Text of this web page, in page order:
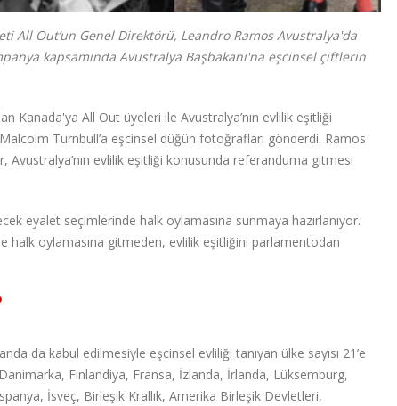
All Out’un Genel Direktörü, Leandro Ramos Avustralya'da
kapsamında Avustralya Başbakanı'na eşcinsel çiftlerin
Kanada'ya All Out üyeleri ile Avustralya’nın evlilik eşitliği
Turnbull’a eşcinsel düğün fotoğrafları gönderdi. Ramos
Avustralya’nın evlilik eşitliği konusunda referanduma gitmesi
eyalet seçimlerinde halk oylamasına sunmaya hazırlanıyor.
oylamasına gitmeden, evlilik eşitliğini parlamentodan
da kabul edilmesiyle eşcinsel evliliği tanıyan ülke sayısı 21’e
Finlandiya, Fransa, İzlanda, İrlanda, Lüksemburg,
İsveç, Birleşik Krallık, Amerika Birleşik Devletleri,